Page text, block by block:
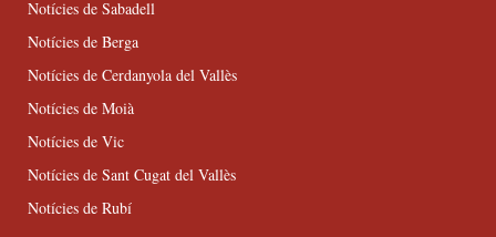
Notícies de Sabadell
Notícies de Berga
Notícies de Cerdanyola del Vallès
Notícies de Moià
Notícies de Vic
Notícies de Sant Cugat del Vallès
Notícies de Rubí